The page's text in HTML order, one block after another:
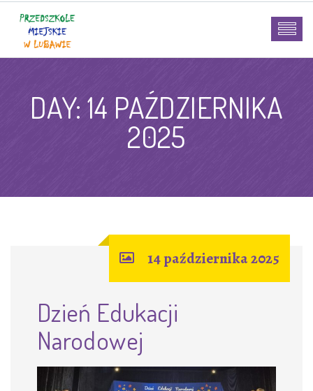
DAY: 14 PAŹDZIERNIKA
2025
14 października 2025
Dzień Edukacji
Narodowej